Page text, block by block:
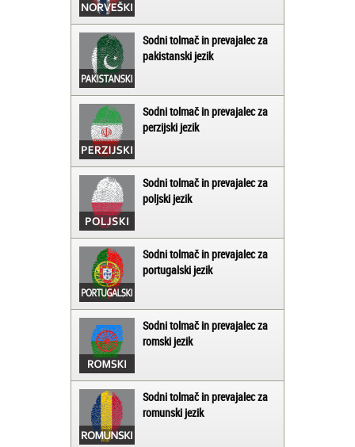
Sodni tolmač in prevajalec za
pakistanski jezik
Sodni tolmač in prevajalec za
perzijski jezik
Sodni tolmač in prevajalec za
poljski jezik
Sodni tolmač in prevajalec za
portugalski jezik
Sodni tolmač in prevajalec za
romski jezik
Sodni tolmač in prevajalec za
romunski jezik